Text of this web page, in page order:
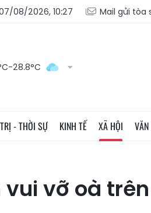
08/2026, 10:27 Mail gửi tòa
28.8°C
- THỜI SỰ KINH TẾ XÃ HỘI
vui vỡ oà